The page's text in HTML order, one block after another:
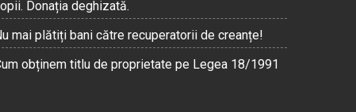
Donația deghizată.
mai plătiți bani către recuperatorii de creanțe!
obținem titlu de proprietate pe Legea 18/1991